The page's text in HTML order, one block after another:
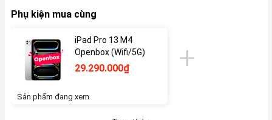
Phụ kiện mua cùng
iPad Pro 13 M4
Openbox (Wifi/5G)
29.290.000₫
Sản phẩm đang xem